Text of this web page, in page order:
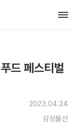
드 페스티벌
2023.04.24
삼성물산